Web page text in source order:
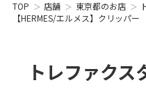
TOP 店舗 東京都のお店
【HERMES/エルメス】クリッパ
トレファクス